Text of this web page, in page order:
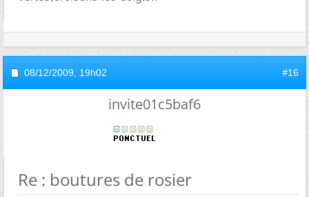
08/12/2009, 19h02 #16
invite01c5baf6
Re : boutures de rosier